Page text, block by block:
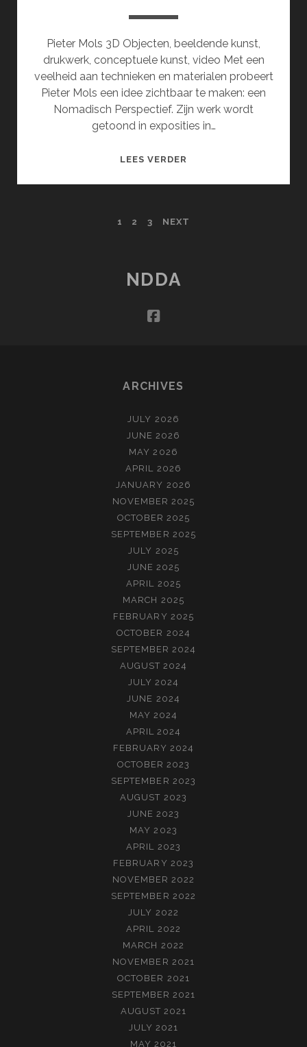
Pieter Mols 3D Objecten, beeldende kunst,
drukwerk, conceptuele kunst, video Met een
veelheid aan technieken en materialen probeert
Pieter Mols een idee zichtbaar te maken: een
Nomadisch Perspectief. Zijn werk wordt
getoond in exposities in…
LEES VERDER
1 2 3 NEXT
NDDA
facebook
ARCHIVES
JULY 2026
JUNE 2026
MAY 2026
APRIL 2026
JANUARY 2026
NOVEMBER 2025
OCTOBER 2025
SEPTEMBER 2025
JULY 2025
JUNE 2025
APRIL 2025
MARCH 2025
FEBRUARY 2025
OCTOBER 2024
SEPTEMBER 2024
AUGUST 2024
JULY 2024
JUNE 2024
MAY 2024
APRIL 2024
FEBRUARY 2024
OCTOBER 2023
SEPTEMBER 2023
AUGUST 2023
JUNE 2023
MAY 2023
APRIL 2023
FEBRUARY 2023
NOVEMBER 2022
SEPTEMBER 2022
JULY 2022
APRIL 2022
MARCH 2022
NOVEMBER 2021
OCTOBER 2021
SEPTEMBER 2021
AUGUST 2021
JULY 2021
MAY 2021